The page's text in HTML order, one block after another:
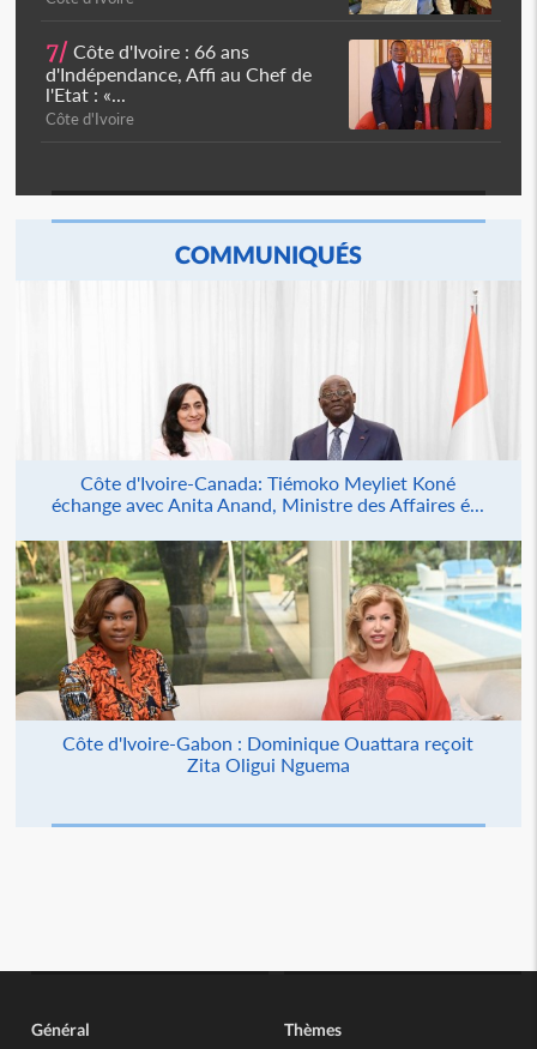
7/ Côte d'Ivoire : 66 ans
d'Indépendance, Affi au Chef de
l'Etat : «...
Côte d'Ivoire
COMMUNIQUÉS
Côte d'Ivoire-Canada: Tiémoko Meyliet Koné
échange avec Anita Anand, Ministre des Affaires é...
Côte d'Ivoire-Gabon : Dominique Ouattara reçoit
Zita Oligui Nguema
Général Thèmes